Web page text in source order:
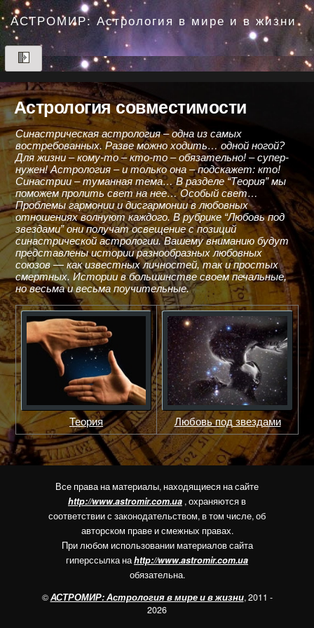
Перейти
до
вмісту
АСТРОМИР: Астрология в мире и в жизни
Астрология совместимости
Синастрическая астрология – одна из самых
востребованных. Разве можно ходить… одной ногой?
Для жизни – кому-то – кто-то – обязательно! – супер-
нужен! Астрология – и только она – подскажет: кто!
Синастрии – туманная тема… В разделе “Теория” мы
поможем пролить свет на нее… Особый свет…
Проблемы гармонии и дисгармонии в любовных
отношениях волнуют каждого. В рубрике “Любовь под
звездами” они получат освещение с позиций
синастрической астрологии. Вашему вниманию будут
представлены истории разнообразных любовных
союзов — как известных личностей, так и простых
смертных. Истории в большинстве своем печальные,
но весьма и весьма поучительные.
Теория Любовь под звездами
Все права на материалы, находящиеся на сайте
http://www.astromir.com.ua , охраняются в
соответствии с законодательством, в том числе, об
авторском праве и смежных правах.
При любом использовании материалов сайта
гиперссылка наhttp://www.astromir.com.ua
обязательна.
©АСТРОМИР: Астрология в мире и в жизни, 2011 -
2026